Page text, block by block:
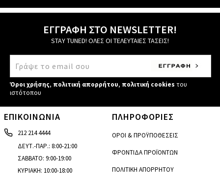
ΕΓΓΡΑΦΗ ΣΤΟ NEWSLETTER!
STAY TUNED! ΟΛΕΣ ΟΙ ΤΕΛΕΥΤΑΙΕΣ ΤΑΣΕΙΣ!
Όροι χρήσης, πολιτική απορρήτου, πολιτική cookies του
ιστότοπου
ΕΠΙΚΟΙΝΩΝΙΑ
212 214 4444
ΔΕΥΤ.-ΠΑΡ.: 8:00-21:00
ΣΑΒΒΑΤΟ: 9:00-19:00
ΚΥΡΙΑΚΗ: 10:00-18:00
ΠΛΗΡΟΦΟΡΙΕΣ
ΟΡΟΙ & ΠΡΟΫΠΟΘΕΣΕΙΣ
ΦΡΟΝΤΙΔΑ ΠΡΟΪΟΝΤΩΝ
ΠΟΛΙΤΙΚΗ ΑΠΟΡΡΗΤΟΥ